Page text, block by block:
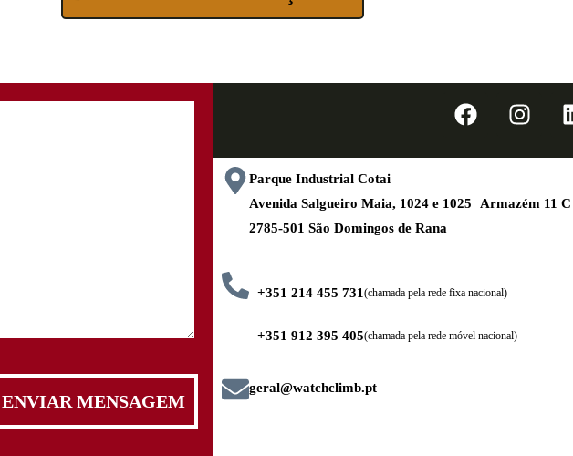
Parque Industrial Cotai
Avenida Salgueiro Maia, 1024 e 1025 Armazém 11 C
2785-501 São Domingos de Rana
+351 214 455 731 (chamada pela rede fixa nacional)
+351 912 395 405(chamada pela rede móvel nacional)
geral@watchclimb.pt